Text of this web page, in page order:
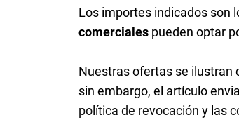
Los importes indicados son
comerciales pueden optar
Nuestras ofertas se ilustran
sin embargo, el artículo
política de revocación y las